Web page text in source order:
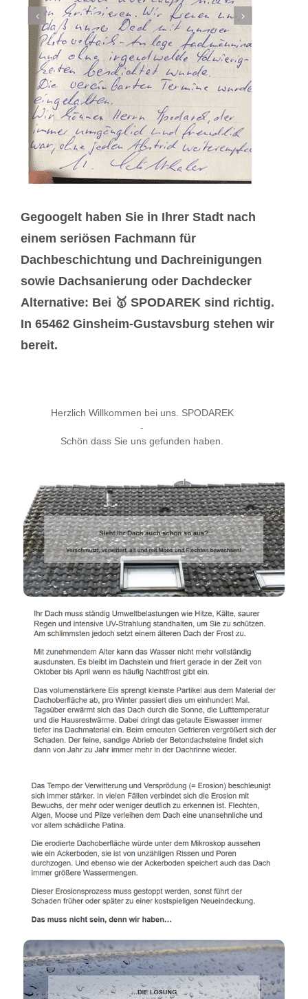
Gegoogelt haben Sie in Ihrer Stadt nach
einem seriösen Fachmann für
Dachbeschichtung und Dachreinigungen
sowie Dachsanierung oder Dachdecker
Alternative: Bei 🥇 SPODAREK sind richtig.
In 65462 Ginsheim-Gustavsburg stehen wir
bereit.
Herzlich Willkommen bei uns. SPODAREK
-
Schön dass Sie uns gefunden haben.